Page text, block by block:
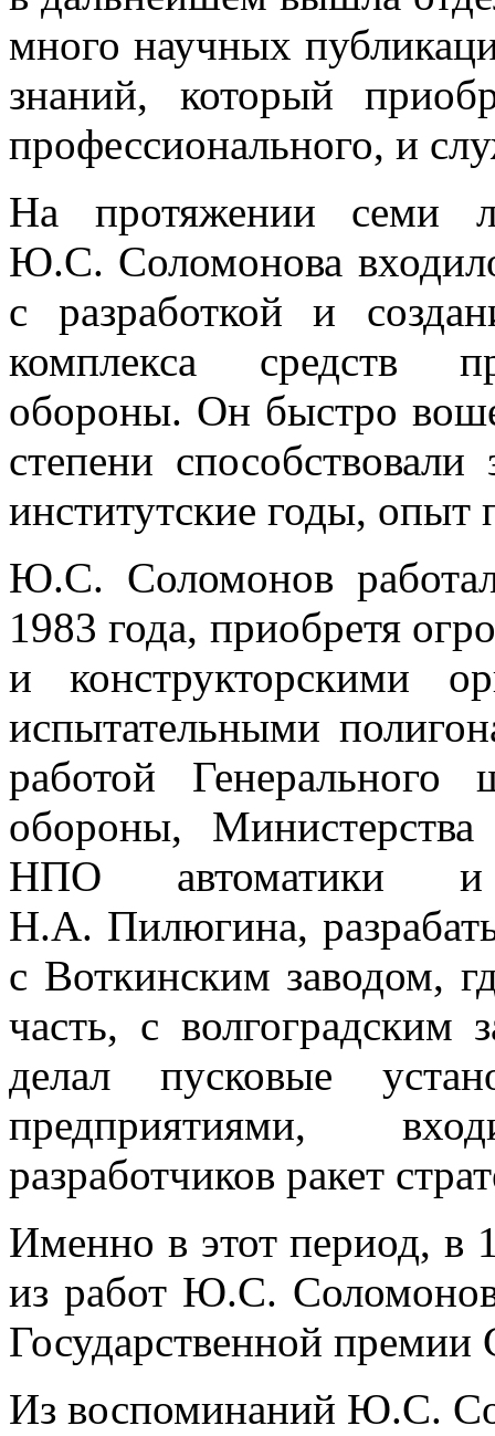
много научных
знаний, который
профессионального, и
На протяжении семи
Ю.С. Соломонова
с разработкой и
комплекса средств
обороны. Он быстро
степени
институтские годы,
Ю.С. Соломонов
1983 года, приобретя
и конструкторскими
испытательными
работой
обороны,
НПО автоматики и
Н.А. Пилюгина,
с Воткинским заводом,
часть, с волгоградским
делал пусковые
предприятиями,
разработчиков ракет
Именно в этот период, в
из работ Ю.С. Соломонов
Государственной
Из воспоминаний Ю.С.